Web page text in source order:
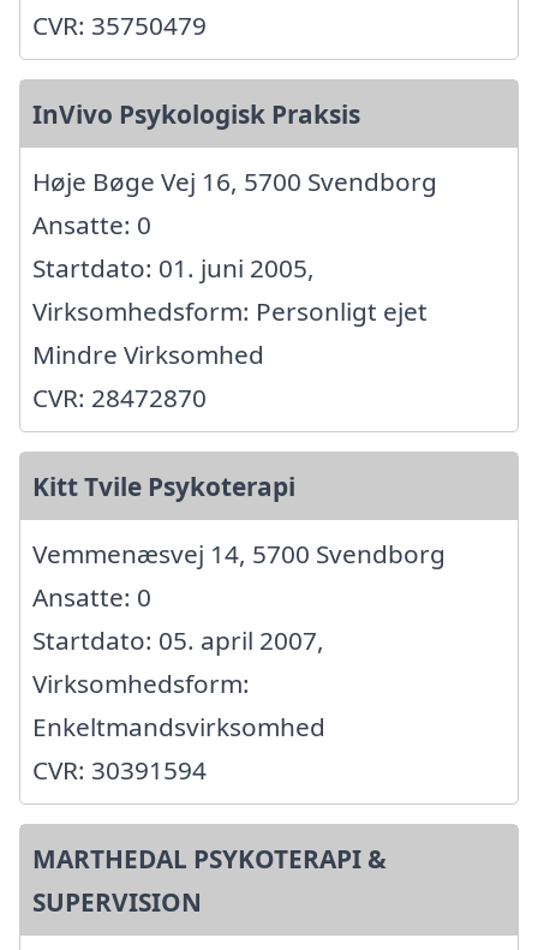
CVR: 35750479
InVivo Psykologisk Praksis
Høje Bøge Vej 16, 5700 Svendborg
Ansatte: 0
Startdato: 01. juni 2005,
Virksomhedsform: Personligt ejet
Mindre Virksomhed
CVR: 28472870
Kitt Tvile Psykoterapi
Vemmenæsvej 14, 5700 Svendborg
Ansatte: 0
Startdato: 05. april 2007,
Virksomhedsform:
Enkeltmandsvirksomhed
CVR: 30391594
MARTHEDAL PSYKOTERAPI &
SUPERVISION